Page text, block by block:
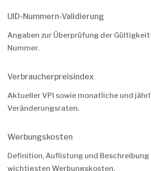
UID-Nummern-Validierung
Angaben zur Überprüfung der Gültigkeit
Nummer.
Verbraucherpreisindex
Aktueller VPI sowie monatliche und
Veränderungsraten.
Werbungskosten
Definition, Auflistung und Beschreibung
wichtigsten Werbungskosten.